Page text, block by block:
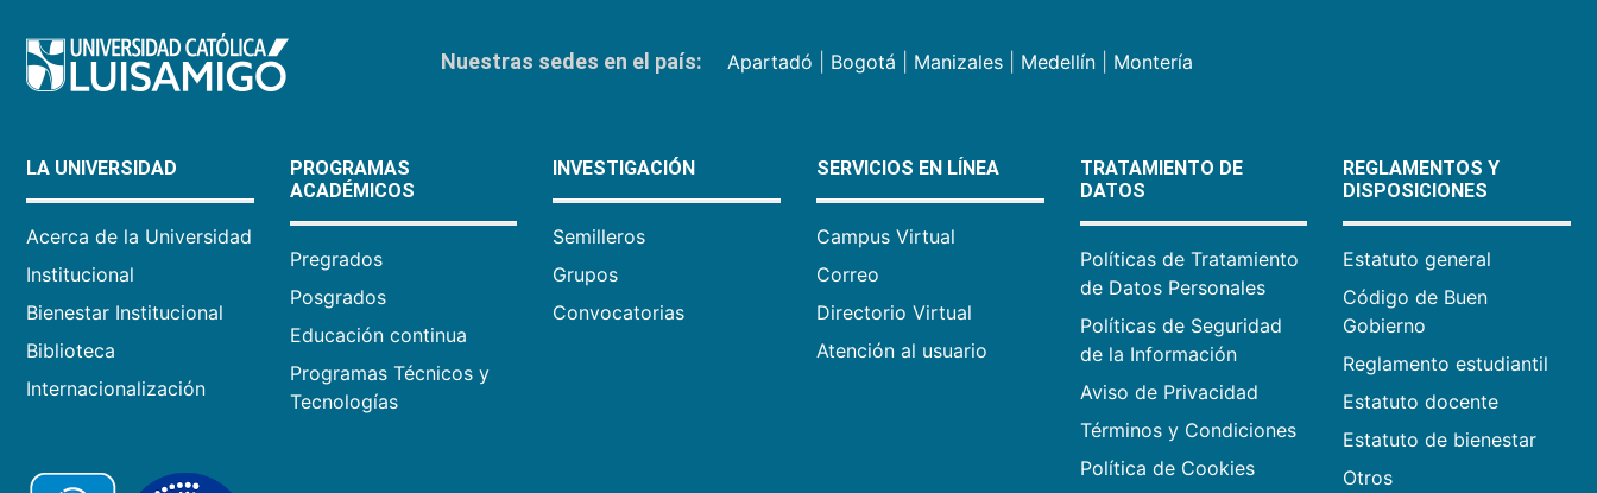
Nuestras sedes en el país: Apartadó Bogotá Manizales| Medellín| Montería
LA UNIVERSIDAD
Acerca de la Universidad
Institucional
Bienestar Institucional
Biblioteca
Internacionalización
PROGRAMAS
ACADÉMICOS
Pregrados
Posgrados
Educación continua
Programas Técnicos y
Tecnologías
INVESTIGACIÓN
Semilleros
Grupos
Convocatorias
SERVICIOS EN LÍNEA
Campus Virtual
Correo
Directorio Virtual
Atención al usuario
TRATAMIENTO DE
DATOS
Políticas de Tratamiento
de Datos Personales
Políticas de Seguridad
de la Información
Aviso de Privacidad
Términos y Condiciones
Política de Cookies
REGLAMENTOS Y
DISPOSICIONES
Estatuto general
Código de Buen
Gobierno
Reglamento estudiantil
Estatuto docente
Estatuto de bienestar
Otros